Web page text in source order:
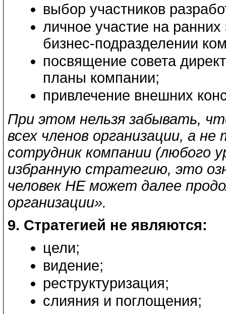
выбор участников
личное участие на ранних
бизнес-подразделении
посвящение совета
планы компании;
привлечение внешних
При этом нельзя забывать,
всех членов организации, а
сотрудник компании (любого
избранную стратегию, это
человек НЕ может далее
организации».
9. Стратегией не являются:
цели;
видение;
реструктуризация;
слияния и поглощения;